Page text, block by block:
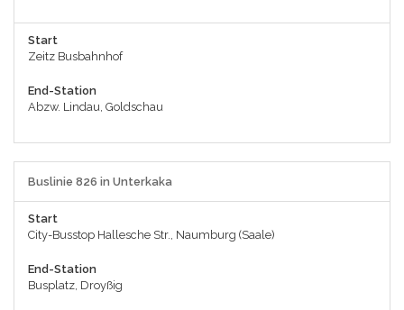
Start
Zeitz Busbahnhof
End-Station
Abzw. Lindau, Goldschau
Buslinie 826 in Unterkaka
Start
City-Busstop Hallesche Str., Naumburg (Saale)
End-Station
Busplatz, Droyßig